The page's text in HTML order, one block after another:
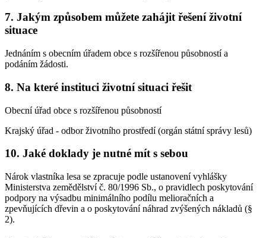
7. Jakým způsobem můžete zahájit řešení životní
situace
Jednáním s obecním úřadem obce s rozšířenou působností a
podáním žádosti.
8. Na které instituci životní situaci řešit
Obecní úřad obce s rozšířenou působností
Krajský úřad - odbor životního prostředí (orgán státní správy lesů)
10. Jaké doklady je nutné mít s sebou
Nárok vlastníka lesa se zpracuje podle ustanovení vyhlášky
Ministerstva zemědělství č. 80/1996 Sb., o pravidlech poskytování
podpory na výsadbu minimálního podílu melioračních a
zpevňujících dřevin a o poskytování náhrad zvýšených nákladů (§
2).